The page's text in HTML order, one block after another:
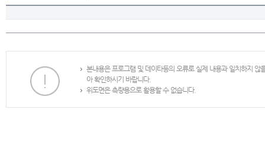
본내용은 프로그램 및 데이타등의 오류로 실제 내용과 일치하지
아 확인하시기 바랍니다.
위도면은 측량용으로 활용할 수 없습니다.